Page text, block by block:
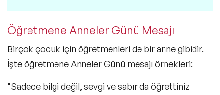
Öğretmene Anneler Günü Mesajı
Birçok çocuk için öğretmenleri de bir anne gibidir.
İşteöğretmene Anneler Günü mesajı örnekleri:
"Sadece bilgi değil, sevgi ve sabır da öğrettiniz